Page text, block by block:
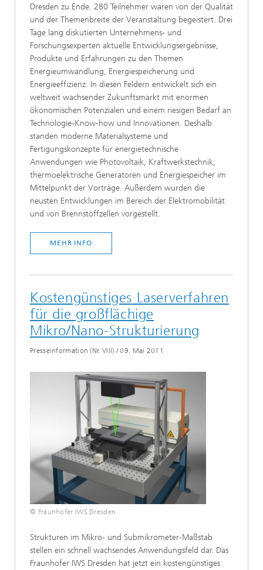
Dresden zu Ende. 280 Teilnehmer waren von der Qualität
und der Themenbreite der Veranstaltung begeistert. Drei
Tage lang diskutierten Unternehmens- und
Forschungsexperten aktuelle Entwicklungsergebnisse,
Produkte und Erfahrungen zu den Themen
Energieumwandlung, Energiespeicherung und
Energieeffizienz. In diesen Feldern entwickelt sich ein
weltweit wachsender Zukunftsmarkt mit enormen
ökonomischen Potenzialen und einem riesigen Bedarf an
Technologie-Know-how und Innovationen. Deshalb
standen moderne Materialsysteme und
Fertigungskonzepte für energietechnische
Anwendungen wie Photovoltaik, Kraftwerkstechnik,
thermoelektrische Generatoren und Energiespeicher im
Mittelpunkt der Vorträge. Außerdem wurden die
neusten Entwicklungen im Bereich der Elektromobilität
und von Brennstoffzellen vorgestellt.
MEHR INFO
Kostengünstiges Laserverfahren
für die großflächige
Mikro/Nano-Strukturierung
Presseinformation (Nr. VIII) /09. Mai 2011
© Fraunhofer IWS Dresden
Strukturen im Mikro- und Submikrometer-Maßstab
stellen ein schnell wachsendes Anwendungsfeld dar. Das
Fraunhofer IWS Dresden hat jetzt ein kostengünstiges